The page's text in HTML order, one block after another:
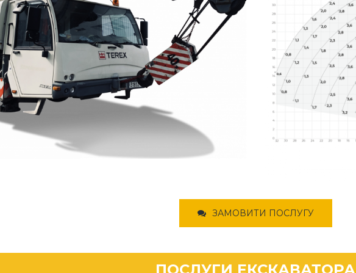
ЗАМОВИТИ ПОСЛУГУ
ПОСЛУГИ ЕКСКАВАТОРА